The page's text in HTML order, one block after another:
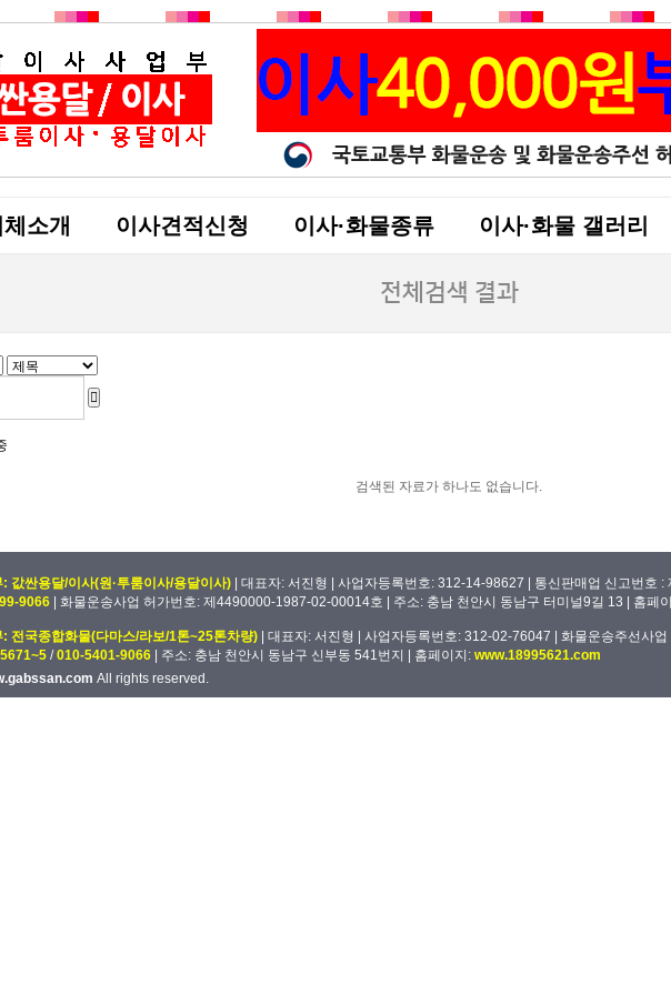
소개 이사견적신청 이사·화물종류 이사·화물 갤러리
전체검색 결과
검색된 자료가 하나도 없습니다.
값싼용달/이사(원·투룸이사/용달이사) | 대표자: 서진형 | 사업자등록번호: 312-14-98627 | 통신판매업 신고번호
9066 | 화물운송사업 허가번호: 제4490000-1987-02-00014호 | 주소: 충남 천안시 동남구 터미널9길 13 | 홈페
: 전국종합화물(다마스/라보/1톤~25톤차량) | 대표자: 서진형 | 사업자등록번호: 312-02-76047 | 화물운송주선사
/010-5401-9066 | 주소: 충남 천안시 동남구 신부동 541번지 | 홈페이지: www.18995621.com
All rights reserved.